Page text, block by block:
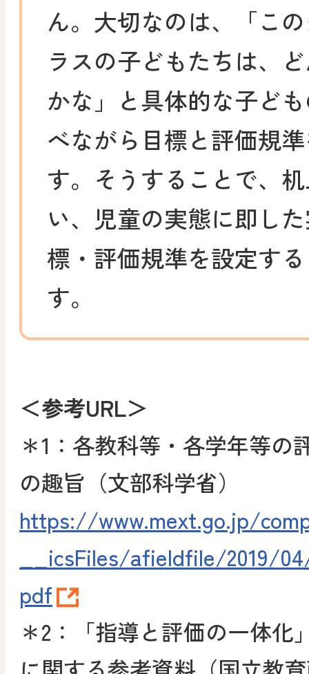
ん。大切なのは、「こ
ラスの子どもたちは、
かな」と具体的な子ど
べながら目標と評価規
す。そうすることで、
い、児童の実態に即し
標・評価規準を設定す
す。
＜参考URL＞
＊1：各教科等・各学年等の
の趣旨（文部科学省）
https://www.mext.go.jp/
__icsFiles/afieldfile/2019/
pdf
＊2 ：「指導と評価の一体化